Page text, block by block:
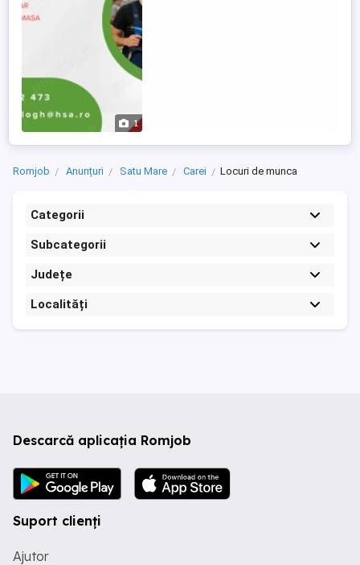
1
Romjob Anunțuri Satu Mare Carei Locuri de munca
Categorii
Subcategorii
Județe
Localități
Descarcă aplicația Romjob
Suport clienți
Ajutor